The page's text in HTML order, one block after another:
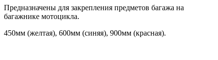
Предназначены для закрепления предметов багажа на
багажнике мотоцикла.
450мм (желтая), 600мм (синяя), 900мм (красная).